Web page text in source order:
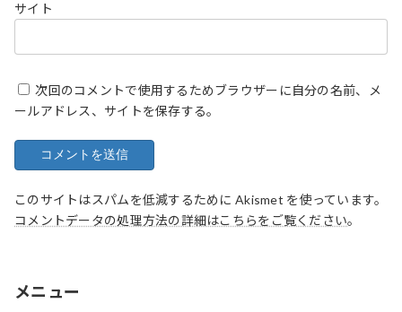
サイト
次回のコメントで使用するためブラウザーに自分の名前、メ
ールアドレス、サイトを保存する。
このサイトはスパムを低減するために Akismet を使っています。
コメントデータの処理方法の詳細はこちらをご覧ください。
メニュー